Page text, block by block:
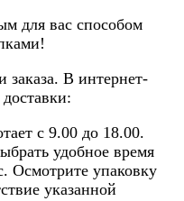
для вас способом
заказа. В интернет-
с 9.00 до 18.00.
удобное время
Осмотрите упаковку
указанной